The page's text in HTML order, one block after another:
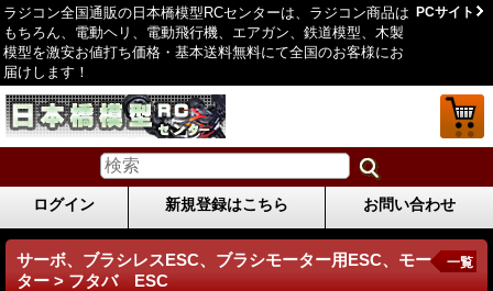
ラジコン全国通販の日本橋模型RCセンターは、ラジコン商品は
もちろん、電動ヘリ、電動飛行機、エアガン、鉄道模型、木製
模型を激安お値打ち価格・基本送料無料にて全国のお客様にお
届けします！
PCサイト
ログイン 新規登録はこちら お問い合わせ
サーボ、ブラシレスESC、ブラシモーター用ESC、モー
ター > フタバ ESC
一覧